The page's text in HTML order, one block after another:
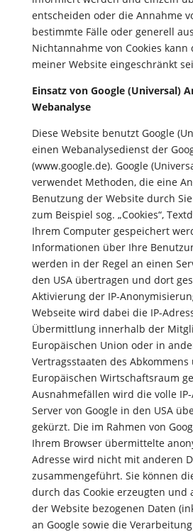
entscheiden oder die Annahme
bestimmte Fälle oder generell
Nichtannahme von Cookies
meiner Website eingeschränkt
Einsatz von Google (Universal)
Webanalyse
Diese Website benutzt Google
einen Webanalysedienst der
(www.google.de). Google
verwendet Methoden, die eine
Benutzung der Website durch
zum Beispiel sog. „Cookies“,
Ihrem Computer gespeichert
Informationen über Ihre
werden in der Regel an einen
den USA übertragen und dort
Aktivierung der IP-
Webseite wird dabei die IP-
Übermittlung innerhalb der
Europäischen Union oder in
Vertragsstaaten des Abkommens
Europäischen Wirtschaftsraum
Ausnahmefällen wird die volle
Server von Google in den USA
gekürzt. Die im Rahmen von
Ihrem Browser übermittelte
Adresse wird nicht mit anderen
zusammengeführt. Sie können
durch das Cookie erzeugten und
der Website bezogenen Daten
an Google sowie die